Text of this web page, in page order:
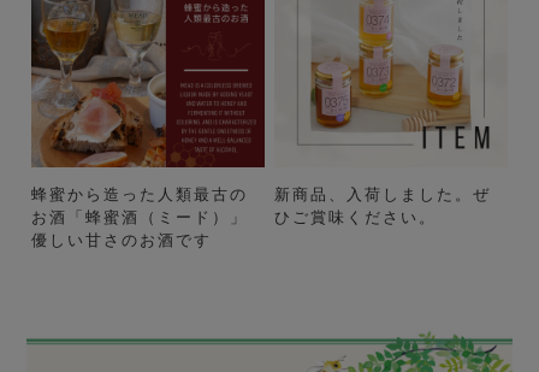
蜂蜜から造った人類最古の
お酒「蜂蜜酒（ミード）」
優しい甘さのお酒です
新商品、入荷しました。ぜ
ひご賞味ください。